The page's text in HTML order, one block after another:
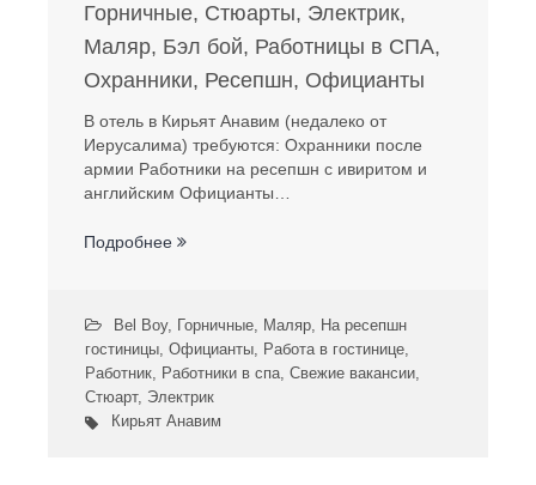
Горничные, Стюарты, Электрик,
Маляр, Бэл бой, Работницы в СПА,
Охранники, Ресепшн, Официанты
В отель в Кирьят Анавим (недалеко от
Иерусалима) требуются: Охранники после
армии Работники на ресепшн с ивиритом и
английским Официанты…
Подробнее
Bel Boy, Горничные, Маляр, На ресепшн
гостиницы, Официанты, Работа в гостинице,
Работник, Работники в спа, Свежие вакансии,
Стюарт, Электрик
Кирьят Анавим